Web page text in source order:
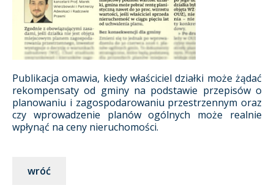
Publikacja omawia, kiedy właściciel działki może żądać
rekompensaty od gminy na podstawie przepisów o
planowaniu i zagospodarowaniu przestrzennym oraz
czy wprowadzenie planów ogólnych może realnie
wpłynąć na ceny nieruchomości.
wróć